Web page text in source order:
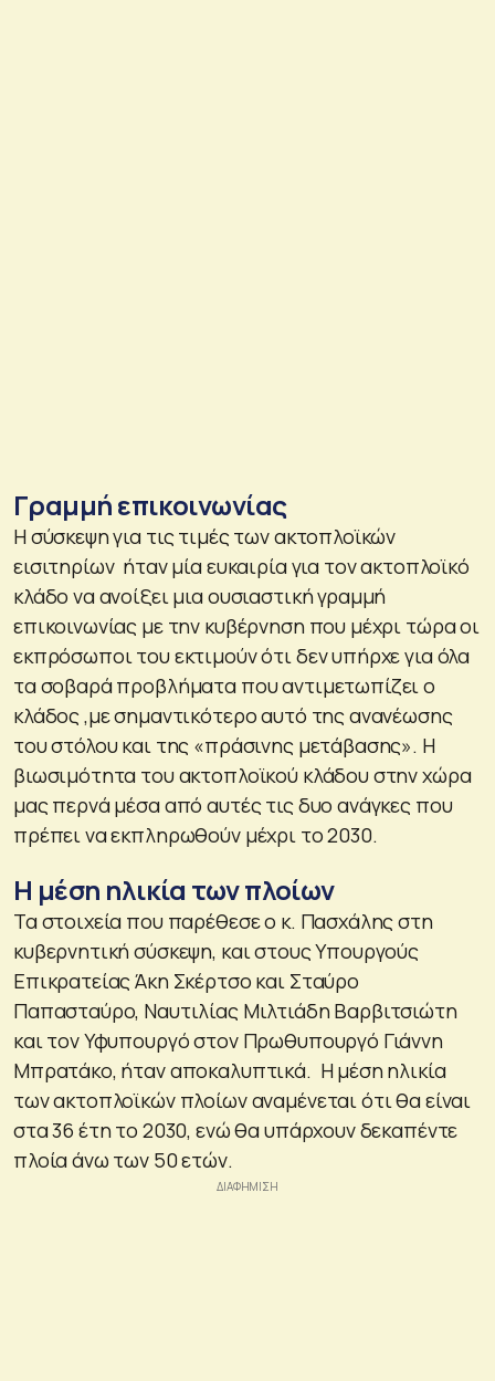
Γραμμή επικοινωνίας
Η σύσκεψη για τις τιμές των ακτοπλοϊκών
εισιτηρίων ήταν μία ευκαιρία για τον ακτοπλοϊκό
κλάδο να ανοίξει μια ουσιαστική γραμμή
επικοινωνίας με την κυβέρνηση που μέχρι τώρα οι
εκπρόσωποι του εκτιμούν ότι δεν υπήρχε για όλα
τα σοβαρά προβλήματα που αντιμετωπίζει ο
κλάδος ,με σημαντικότερο αυτό της ανανέωσης
του στόλου και της «πράσινης μετάβασης». Η
βιωσιμότητα του ακτοπλοϊκού κλάδου στην χώρα
μας περνά μέσα από αυτές τις δυο ανάγκες που
πρέπει να εκπληρωθούν μέχρι το 2030.
Η μέση ηλικία των πλοίων
Τα στοιχεία που παρέθεσε ο κ. Πασχάλης στη
κυβερνητική σύσκεψη, και στους Υπουργούς
Επικρατείας Άκη Σκέρτσο και Σταύρο
Παπασταύρο, Ναυτιλίας Μιλτιάδη Βαρβιτσιώτη
και τον Υφυπουργό στον Πρωθυπουργό Γιάννη
Μπρατάκο, ήταν αποκαλυπτικά. Η μέση ηλικία
των ακτοπλοϊκών πλοίων αναμένεται ότι θα είναι
στα 36 έτη το 2030, ενώ θα υπάρχουν δεκαπέντε
πλοία άνω των 50 ετών.